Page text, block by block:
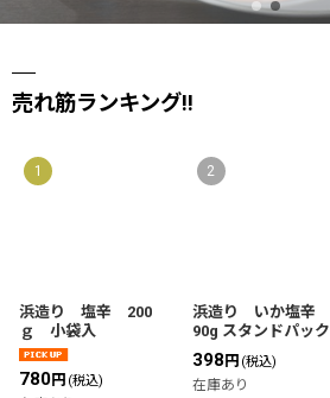
売れ筋ランキング!!
1
浜造り 塩辛 200
ｇ 小袋入
780円 (税込)
2
浜造り いか塩辛
90g スタンドパック
398 円 (税込)
在庫あり